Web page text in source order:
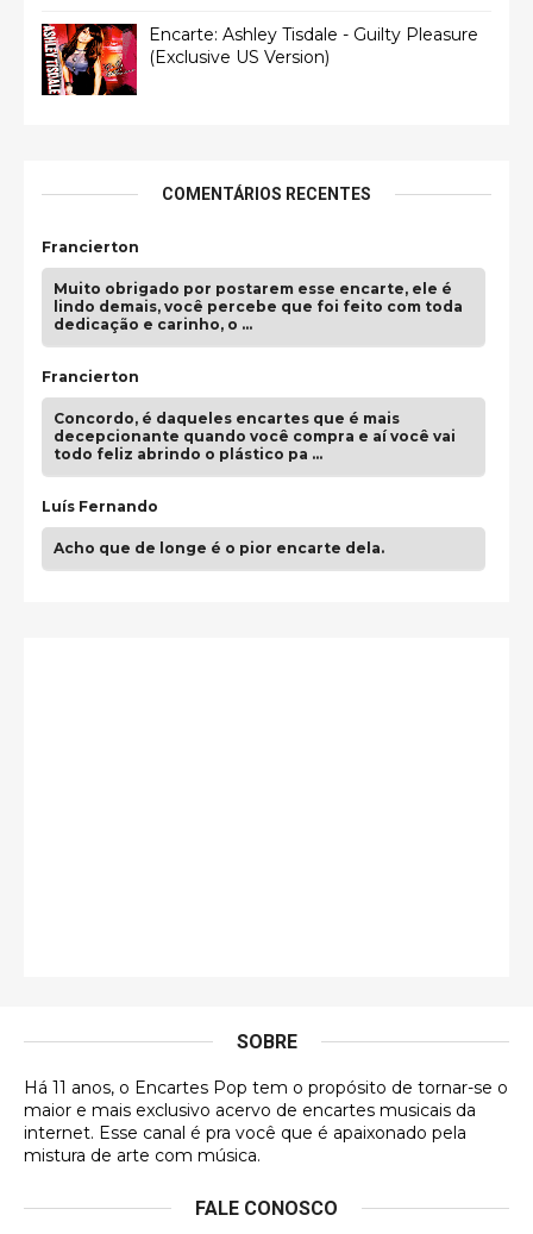
Encarte: Ashley Tisdale - Guilty Pleasure
(Exclusive US Version)
COMENTÁRIOS RECENTES
Francierton
Muito obrigado por postarem esse encarte, ele é
lindo demais, você percebe que foi feito com toda
dedicação e carinho, o …
Francierton
Concordo, é daqueles encartes que é mais
decepcionante quando você compra e aí você vai
todo feliz abrindo o plástico pa …
Luís Fernando
Acho que de longe é o pior encarte dela.
DVD MIDINHO
Francierton
futuras aquisições, e olhando o encarte aqui, me
SOBRE
Há 11 anos, o Encartes Pop tem o propósito de tornar-se o
maior e mais exclusivo acervo de encartes musicais da
internet. Esse canal é pra você que é apaixonado pela
mistura de arte com música.
FALE CONOSCO